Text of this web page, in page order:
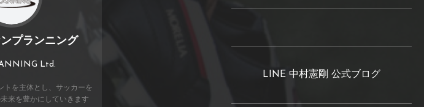
プランニング
Ltd.
トを主体とし、サッカーを
来を豊かにしていきます
LINE 中村憲剛 公式ブログ